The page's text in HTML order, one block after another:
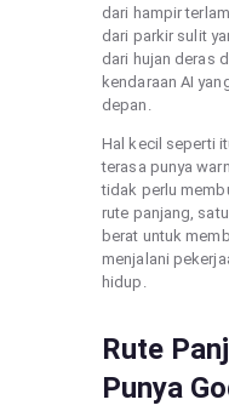
dari hampir
dari parkir sulit
dari hujan deras
kendaraan AI
depan.
Hal kecil seperti
terasa punya
tidak perlu
rute panjang,
berat untuk
menjalani
hidup.
Rute
Punya